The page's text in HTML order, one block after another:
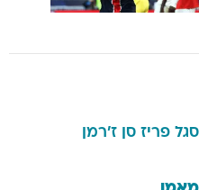
סגל פריז סן ז'רמן